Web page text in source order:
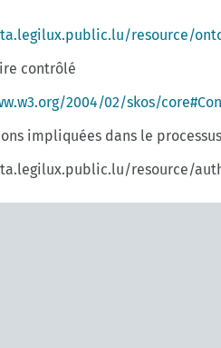
resource/
contrôlé
2004/02/skos/
impliquées dans le
resource/